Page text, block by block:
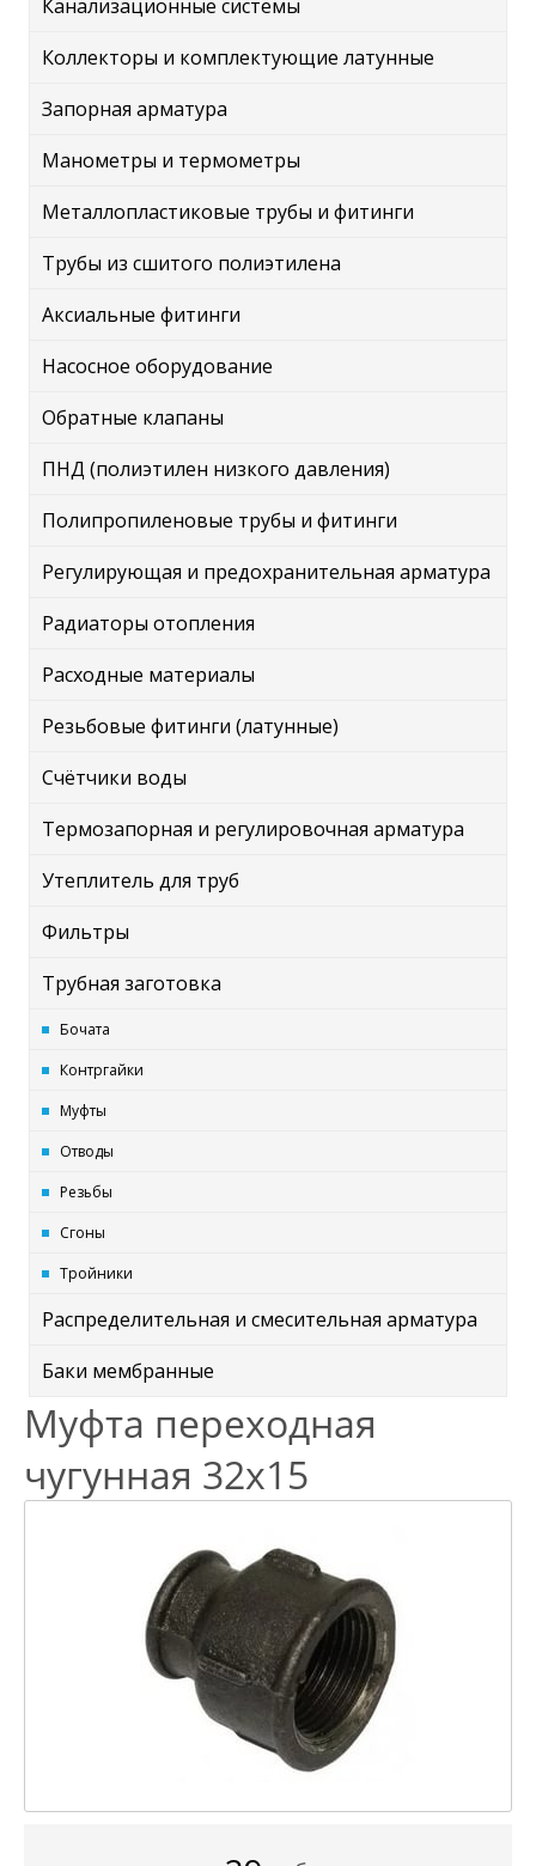
Канализационные системы
Коллекторы и комплектующие латунные
Запорная арматура
Манометры и термометры
Металлопластиковые трубы и фитинги
Трубы из сшитого полиэтилена
Аксиальные фитинги
Насосное оборудование
Обратные клапаны
ПНД (полиэтилен низкого давления)
Полипропиленовые трубы и фитинги
Регулирующая и предохранительная арматура
Радиаторы отопления
Расходные материалы
Резьбовые фитинги (латунные)
Счётчики воды
Термозапорная и регулировочная арматура
Утеплитель для труб
Фильтры
Трубная заготовка
Бочата
Контргайки
Муфты
Отводы
Резьбы
Сгоны
Тройники
Распределительная и смесительная арматура
Баки мембранные
Муфта переходная
чугунная 32х15